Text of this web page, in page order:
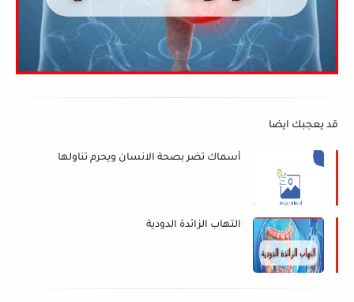
قد يعجبك ايضا
أسماك تضر بصحة الانسان ويحرم تناولها
التهاب الزائدة الدودية